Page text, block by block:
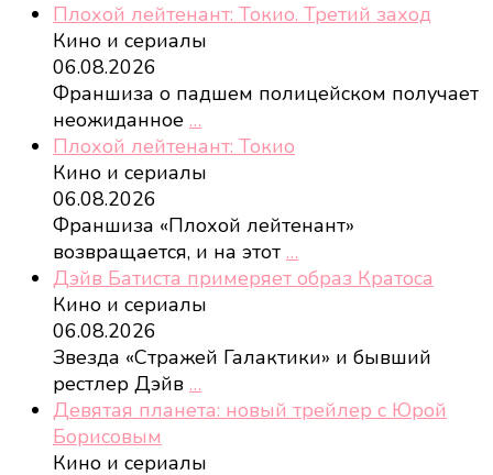
Плохой лейтенант: Токио. Третий заход
Кино и сериалы
06.08.2026
Франшиза о падшем полицейском получает
неожиданное …
Плохой лейтенант: Токио
Кино и сериалы
06.08.2026
Франшиза «Плохой лейтенант»
возвращается, и на этот …
Дэйв Батиста примеряет образ Кратоса
Кино и сериалы
06.08.2026
Звезда «Стражей Галактики» и бывший
рестлер Дэйв …
Девятая планета: новый трейлер с Юрой
Борисовым
Кино и сериалы